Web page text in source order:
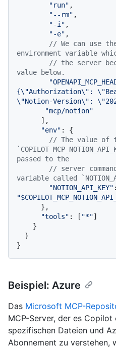
"run" ,
"--rm" ,
"-i" ,
"-e" ,
// We can use the
environment variable
// the server
value below.
{\"Authorization\":
\"Notion-Version\":
"mcp/notion"
"env" : {
// The value of
passed to the
// server
variable called
"NOTION_API_KEY"
"tools" : [ "*"]
Beispiel: Azure
Das Microsoft MCP-
MCP-Server, der es
spezifischen Dateien und
Abonnement zu verstehen,